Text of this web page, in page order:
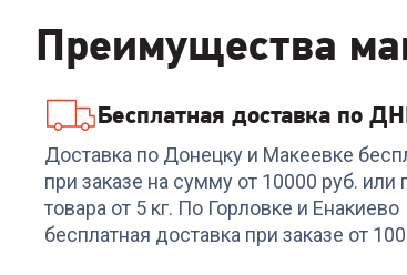
Код:6807899
Духовой шкаф SIMFER
B4EM14016
+809бонусов
₽
Код: 6920105
Духовой
B4EB14006
+899
Преимущества
Бесплатная доставка по
Доставка по Донецку и Макеевке
при заказе на сумму от 10000 руб. или
товара от 5 кг. По Горловке и Енакиево
бесплатная доставка при заказе от